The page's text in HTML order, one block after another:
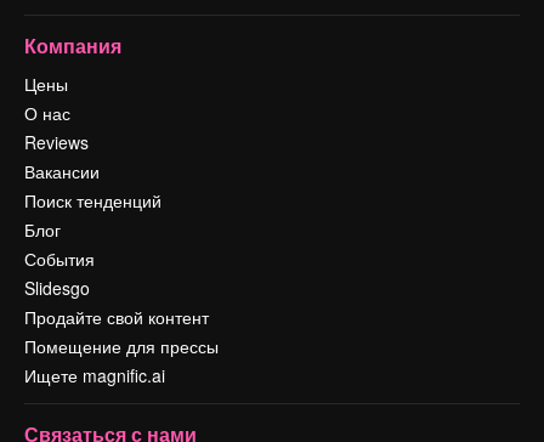
Компания
Цены
О нас
Reviews
Вакансии
Поиск тенденций
Блог
События
Slidesgo
Продайте свой контент
Помещение для прессы
Ищете magnific.ai
Связаться с нами